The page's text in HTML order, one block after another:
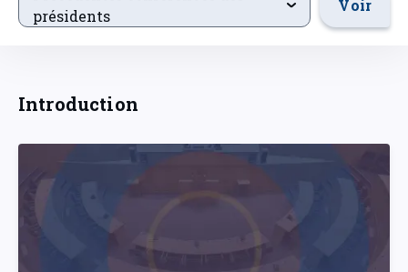
présidents
Voir
Introduction